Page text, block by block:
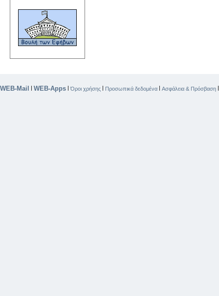
WEB-Mail WEB-Apps |Όροι χρήσης Προσωπικά δεδομένα Ασφάλεια & Πρόσβαση